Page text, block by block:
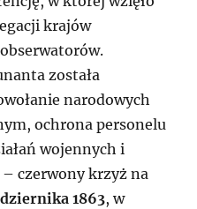
krajów
została
narodowych
ochrona personelu
wojennych i
czerwony krzyż na
1863, w